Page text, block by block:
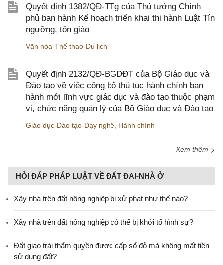
Quyết định 1382/QĐ-TTg của Thủ tướng Chính
phủ ban hành Kế hoạch triển khai thi hành Luật Tín
ngưỡng, tôn giáo
Văn hóa-Thể thao-Du lịch
Quyết định 2132/QĐ-BGDĐT của Bộ Giáo dục và
Đào tạo về việc công bố thủ tục hành chính ban
hành mới lĩnh vực giáo dục và đào tạo thuộc phạm
vi, chức năng quản lý của Bộ Giáo dục và Đào tạo
Giáo dục-Đào tạo-Dạy nghề, Hành chính
Xem thêm
HỎI ĐÁP PHÁP LUẬT VỀ ĐẤT ĐAI-NHÀ Ở
Xây nhà trên đất nông nghiệp bị xử phạt như thế nào?
Xây nhà trên đất nông nghiệp có thể bị khởi tố hình sự?
Đất giao trái thẩm quyền được cấp sổ đỏ mà không mất tiền
sử dụng đất?